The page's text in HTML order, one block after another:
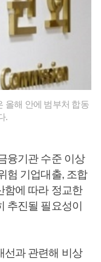
올해 안에 범부처 합동
.
융기관 수준 이상
험 기업대출, 조합
함에 따라 정교한
추진될 필요성이
선과 관련해 비상